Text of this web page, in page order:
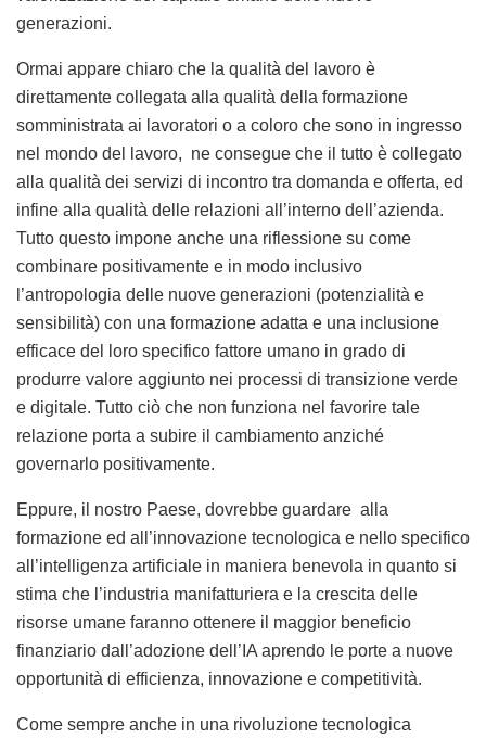
generazioni.
Ormai appare chiaro che la qualità del lavoro è
direttamente collegata alla qualità della formazione
somministrata ai lavoratori o a coloro che sono in ingresso
nel mondo del lavoro, ne consegue che il tutto è collegato
alla qualità dei servizi di incontro tra domanda e offerta, ed
infine alla qualità delle relazioni all’interno dell’azienda.
Tutto questo impone anche una riflessione su come
combinare positivamente e in modo inclusivo
l’antropologia delle nuove generazioni (potenzialità e
sensibilità) con una formazione adatta e una inclusione
efficace del loro specifico fattore umano in grado di
produrre valore aggiunto nei processi di transizione verde
e digitale. Tutto ciò che non funziona nel favorire tale
relazione porta a subire il cambiamento anziché
governarlo positivamente.
Eppure, il nostro Paese, dovrebbe guardare alla
formazione ed all’innovazione tecnologica e nello specifico
all’intelligenza artificiale in maniera benevola in quanto si
stima che l’industria manifatturiera e la crescita delle
risorse umane faranno ottenere il maggior beneficio
finanziario dall’adozione dell’IA aprendo le porte a nuove
opportunità di efficienza, innovazione e competitività.
Come sempre anche in una rivoluzione tecnologica